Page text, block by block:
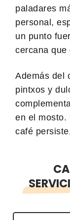
paladares
personal,
un punto
cercana que
Además del
pintxos y
en el mosto.
café